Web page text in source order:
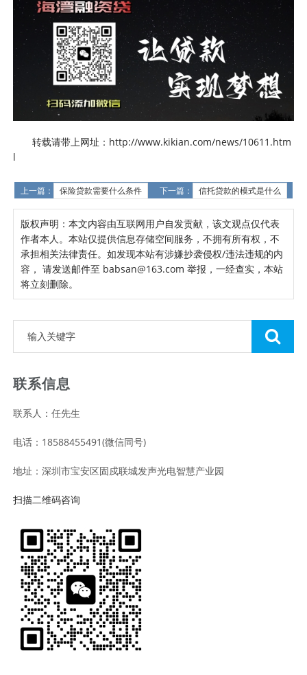
转载请带上网址：http://www.kikian.com/news/10611.htm
l
上一篇： 保险贷款需要什么条件 下一篇： 信托贷款的模式是什么
版权声明：本文内容由互联网用户自发贡献，该文观点仅代表
作者本人。本站仅提供信息存储空间服务，不拥有所有权，不
承担相关法律责任。如发现本站有涉嫌抄袭侵权/违法违规的内
容， 请发送邮件至 babsan@163.com 举报，一经查实，本站
将立刻删除。
联系信息
联系人：任先生
电话：18588455491(微信同号)
地址：深圳市宝安区固戍联城发声光电智慧产业园
扫描二维码咨询